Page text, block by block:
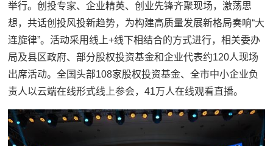
举行。创投专家、企业精英、创业先锋齐聚现场，激荡思
想，共话创投风投新趋势，为构建高质量发展新格局奏响“大
连旋律”。活动采用线上+线下相结合的方式进行，相关委办
局及县区政府、部分股权投资基金和企业代表约120人现场
出席活动。全国头部108家股权投资基金、全市中小企业负
责人以云端在线形式线上参会，41万人在线观看直播。